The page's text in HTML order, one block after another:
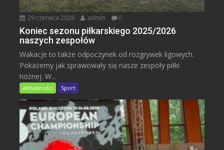
29 czerwca 2026 admin 0
Koniec sezonu piłkarskiego 2025/2026
naszych zespołów
Wakacje to także odpoczynek od rozgrywek ligowych.
Pokażemy jak sprawowały się nasze zespoły piłki
nożnej. W...
Aktualności Sport